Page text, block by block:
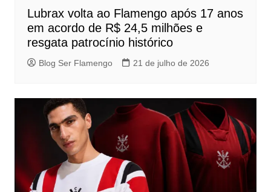
Lubrax volta ao Flamengo após 17 anos
em acordo de R$ 24,5 milhões e
resgata patrocínio histórico
Blog Ser Flamengo 21 de julho de 2026